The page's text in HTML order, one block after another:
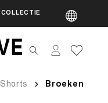
Broeken